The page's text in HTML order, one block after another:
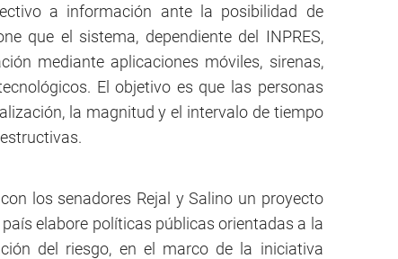
a información ante la posibilidad de
que el sistema, dependiente del INPRES,
mediante aplicaciones móviles, sirenas,
El objetivo es que las personas
la magnitud y el intervalo de tiempo
los senadores Rejal y Salino un proyecto
elabore políticas públicas orientadas a la
del riesgo, en el marco de la iniciativa